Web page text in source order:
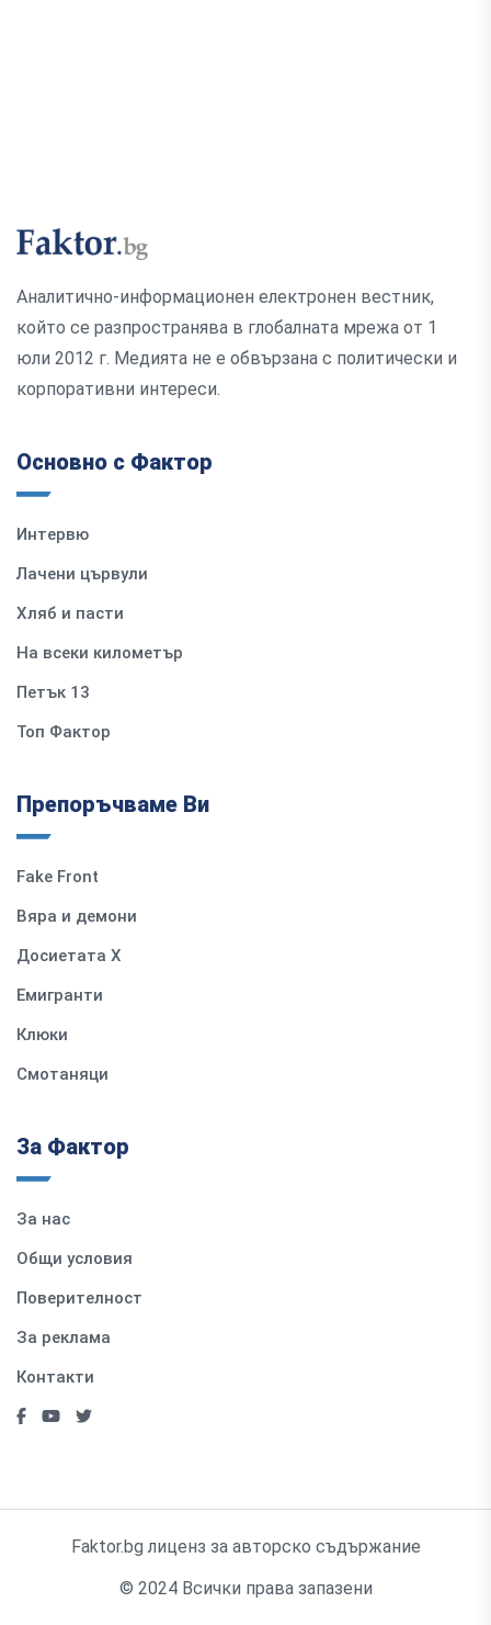
Аналитично-информационен електронен вестник,
който се разпространява в глобалната мрежа от 1
юли 2012 г. Медията не е обвързана с политически и
корпоративни интереси.
Основно с Фактор
Интервю
Лачени цървули
Хляб и пасти
На всеки километър
Петък 13
Топ Фактор
Препоръчваме Ви
Fake Front
Вяра и демони
Досиетата Х
Емигранти
Клюки
Смотаняци
За Фактор
За нас
Общи условия
Поверителност
За реклама
Контакти
Faktor.bg лиценз за авторско съдържание
© 2024 Всички права запазени